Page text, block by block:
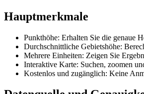
Hauptmerkmale
Punkthöhe: Erhalten Sie die genaue
Durchschnittliche Gebietshöhe:
Mehrere Einheiten: Zeigen Sie
Interaktive Karte: Suchen, zoomen
Kostenlos und zugänglich: Keine